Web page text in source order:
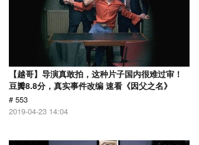
【越哥】导演真敢拍，这种片子国内很难过审！
豆瓣8.8分，真实事件改编 速看《因父之名》
# 553
2019-04-23 14:04